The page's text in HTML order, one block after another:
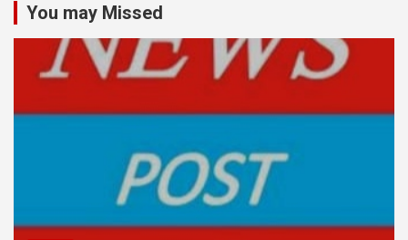
You may Missed